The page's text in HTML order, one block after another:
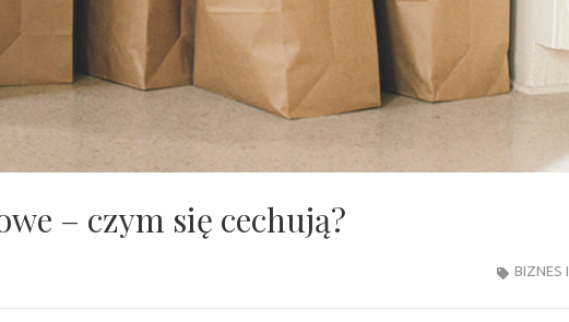
– czym się cechują?
BIZNES